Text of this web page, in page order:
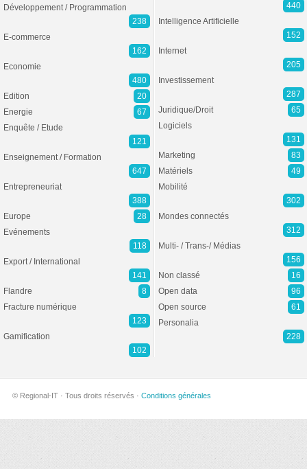
Développement / Programmation
238
E-commerce
162
Economie
480
Edition
20
Energie
67
Enquête / Etude
121
Enseignement / Formation
647
Entrepreneuriat
388
Europe
28
Evénements
118
Export / International
141
Flandre
8
Fracture numérique
123
Gamification
102
440
Intelligence Artificielle
152
Internet
205
Investissement
287
Juridique/Droit
65
Logiciels
131
Marketing
83
Matériels
49
Mobilité
302
Mondes connectés
312
Multi- / Trans-/ Médias
156
Non classé
16
Open data
96
Open source
61
Personalia
228
© Regional-IT · Tous droits réservés · Conditions générales